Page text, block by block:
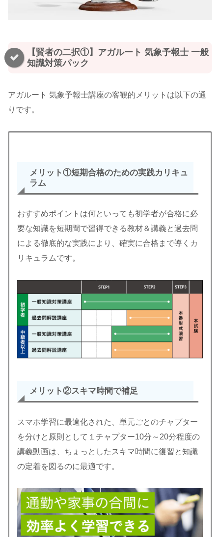
【賢者の二択①】アガルート 気象予報士 一般
知識対策パック
アガルート 気象予報士講座の客観的メリットは以下の通
りです。
メリット①短期合格のための実践カリキュ
ラム
おすすめポイントは何といっても初学者が合格に必
要な知識を短期間で習得できる教材＆講義と過去問
による徹底的な実践により、確実に合格まで導くカ
リキュラムです。
メリット②スキマ時間で補足
スマホ学習に最適化された、単元ごとのチャプター
を分けと原則として１チャプター10分～20分程度の
講義動画は、ちょっとしたスキマ時間に復習と知識
の定着を図るのに最適です。